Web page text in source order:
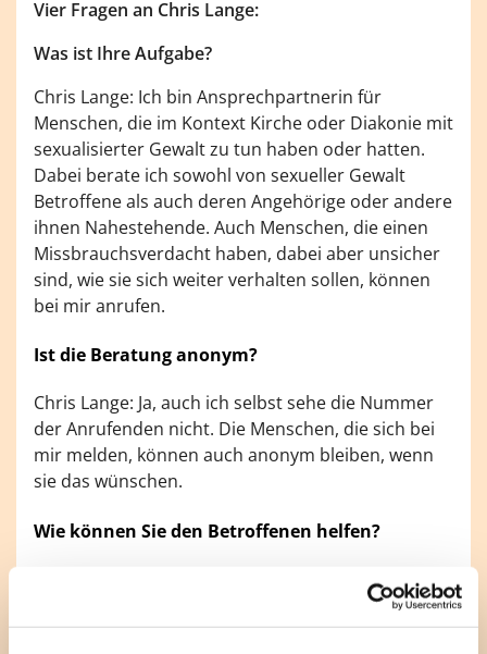
Vier Fragen an Chris Lange:
Was ist Ihre Aufgabe?
Chris Lange: Ich bin Ansprechpartnerin für
Menschen, die im Kontext Kirche oder Diakonie mit
sexualisierter Gewalt zu tun haben oder hatten.
Dabei berate ich sowohl von sexueller Gewalt
Betroffene als auch deren Angehörige oder andere
ihnen Nahestehende. Auch Menschen, die einen
Missbrauchsverdacht haben, dabei aber unsicher
sind, wie sie sich weiter verhalten sollen, können
bei mir anrufen.
Ist die Beratung anonym?
Chris Lange: Ja, auch ich selbst sehe die Nummer
der Anrufenden nicht. Die Menschen, die sich bei
mir melden, können auch anonym bleiben, wenn
sie das wünschen.
Wie können Sie den Betroffenen helfen?
Chris Lange: Meine Hauptaufgabe besteht darin,
zuzuhören, was die Anrufer*innen berichten, zu
verstehen, was ihr Anliegen ist sowie erste